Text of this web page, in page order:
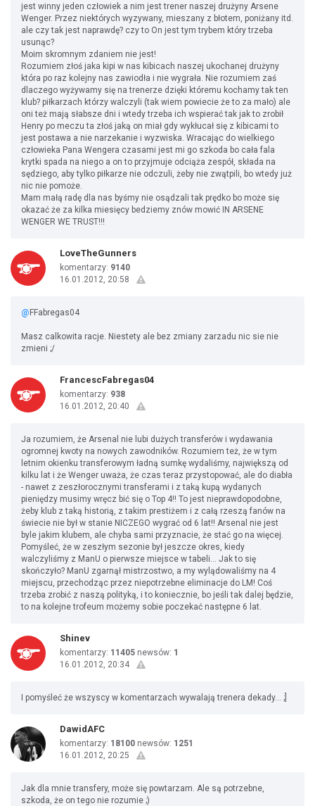
jest winny jeden człowiek a nim jest trener naszej drużyny Arsene
Wenger. Przez niektórych wyzywany, mieszany z błotem, poniżany itd.
ale czy tak jest naprawdę? czy to On jest tym trybem który trzeba
usunąc?
Moim skromnym zdaniem nie jest!
Rozumiem złoś jaka kipi w nas kibicach naszej ukochanej drużyny
która po raz kolejny nas zawiodła i nie wygrała. Nie rozumiem zaś
dlaczego wyżywamy się na trenerze dzięki któremu kochamy tak ten
klub? piłkarzach którzy walczyli (tak wiem powiecie że to za mało) ale
oni też mają słabsze dni i wtedy trzeba ich wspierać tak jak to zrobił
Henry po meczu ta złoś jaką on miał gdy wykłucał się z kibicami to
jest postawa a nie narzekanie i wyzwiska. Wracając do wielkiego
człowieka Pana Wengera czasami jest mi go szkoda bo cała fala
krytki spada na niego a on to przyjmuje odciąża zespół, składa na
sędziego, aby tylko piłkarze nie odczuli, żeby nie zwątpili, bo wtedy już
nic nie pomoże.
Mam małą radę dla nas byśmy nie osądzali tak prędko bo może się
okazać że za kilka miesięcy bedziemy znów mowić IN ARSENE
WENGER WE TRUST!!!
LoveTheGunners
komentarzy: 9140
16.01.2012, 20:58
@ FFabregas04
Masz calkowita racje. Niestety ale bez zmiany zarzadu nic sie nie
zmieni ;/
FrancescFabregas04
komentarzy: 938
16.01.2012, 20:40
Ja rozumiem, że Arsenal nie lubi dużych transferów i wydawania
ogromnej kwoty na nowych zawodników. Rozumiem też, że w tym
letnim okienku transferowym ładną sumkę wydaliśmy, największą od
kilku lat i że Wenger uważa, że czas teraz przystopować, ale do diabła
- nawet z zeszłorocznymi transferami i z taką kupą wydanych
pieniędzy musimy wręcz bić się o Top 4!! To jest nieprawdopodobne,
żeby klub z taką historią, z takim prestiżem i z całą rzeszą fanów na
świecie nie był w stanie NICZEGO wygrać od 6 lat!! Arsenal nie jest
byle jakim klubem, ale chyba sami przyznacie, że stać go na więcej.
Pomyśleć, że w zeszłym sezonie był jeszcze okres, kiedy
walczyliśmy z ManU o pierwsze miejsce w tabeli... Jak to się
skończyło? ManU zgarnął mistrzostwo, a my wylądowaliśmy na 4
miejscu, przechodząc przez niepotrzebne eliminacje do LM! Coś
trzeba zrobić z naszą polityką, i to koniecznie, bo jeśli tak dalej będzie,
to na kolejne trofeum możemy sobie poczekać następne 6 lat.
Shinev
komentarzy: 11405 newsów: 1
16.01.2012, 20:34
I pomyśleć że wszyscy w komentarzach wywalają trenera dekady... ;]
DawidAFC
komentarzy: 18100 newsów: 1251
16.01.2012, 20:25
Jak dla mnie transfery, może się powtarzam. Ale są potrzebne,
szkoda, że on tego nie rozumie ;)